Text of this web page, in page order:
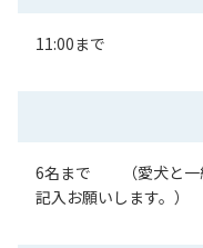
11:00まで
6名まで （愛犬と一
記入お願いします。）